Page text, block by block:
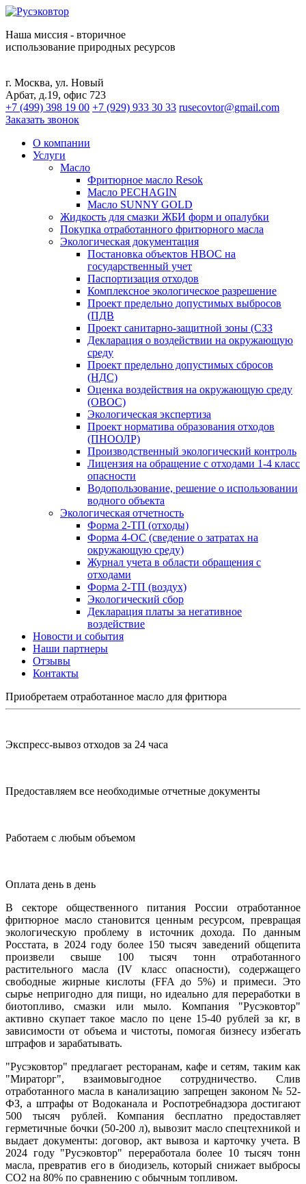
Наша миссия - вторичное
использование природных ресурсов
г. Москва, ул. Новый
Арбат, д.19, офис 723
+7 (499) 398 19 00 +7 (929) 933 30 33 rusecovtor@gmail.com
Заказать звонок
О компании
Услуги
Масло
Фритюрное масло Resok
Масло PECHAGIN
Масло SUNNY GOLD
Жидкость для смазки ЖБИ форм и опалубки
Покупка отработанного фритюрного масла
Экологическая документация
Постановка объектов НВОС на
государственный учет
Паспортизация отходов
Комплексное экологическое разрешение
Проект предельно допустимых выбросов
(ПДВ
Проект санитарно-защитной зоны (СЗЗ
Декларация о воздействии на окружающую
среду
Проект предельно допустимых сбросов
(НДС)
Оценка воздействия на окружающую среду
(ОВОС)
Экологическая экспертиза
Проект норматива образования отходов
(ПНООЛР)
Производственный экологический контроль
Лицензия на обращение с отходами 1-4 класс
опасности
Водопользование, решение о использовании
водного объекта
Экологическая отчетность
Форма 2-ТП (отходы)
Форма 4-ОС (сведение о затратах на
окружающую среду)
Журнал учета в области обращения с
отходами
Форма 2-ТП (воздух)
Экологический сбор
Декларация платы за негативное
воздействие
Новости и события
Наши партнеры
Отзывы
Контакты
Приобретаем отработанное масло для фритюра
Экспресс-вывоз отходов за 24 часа
Предоставляем все необходимые отчетные документы
Работаем с любым объемом
Оплата день в день
В секторе общественного питания России отработанное
фритюрное масло становится ценным ресурсом, превращая
экологическую проблему в источник дохода. По данным
Росстата, в 2024 году более 150 тысяч заведений общепита
произвели свыше 100 тысяч тонн отработанного
растительного масла (IV класс опасности), содержащего
свободные жирные кислоты (FFA до 5%) и примеси. Это
сырье непригодно для пищи, но идеально для переработки в
биотопливо, смазки или мыло. Компания "Русэковтор"
активно скупает такое масло по цене 15-40 рублей за кг, в
зависимости от объема и чистоты, помогая бизнесу избегать
штрафов и зарабатывать.
"Русэковтор" предлагает ресторанам, кафе и сетям, таким как
"Мираторг", взаимовыгодное сотрудничество. Слив
отработанного масла в канализацию запрещен законом № 52-
ФЗ, а штрафы от Водоканала и Роспотребнадзора достигают
500 тысяч рублей. Компания бесплатно предоставляет
герметичные бочки (50-200 л), вывозит масло спецтехникой и
выдает документы: договор, акт вывоза и карточку учета. В
2024 году "Русэковтор" переработала более 10 тысяч тонн
масла, превратив его в биодизель, который снижает выбросы
CO2 на 80% по сравнению с обычным топливом.